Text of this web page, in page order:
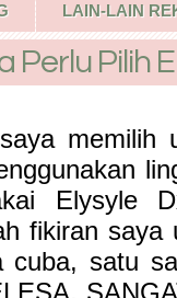
LAIN-LAIN
Perlu Pilih
memilih
Elysyle
fikiran
cuba, satu